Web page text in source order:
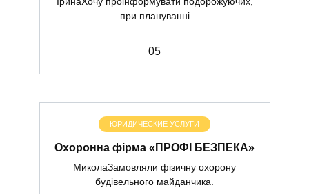
при плануванні
05
ЮРИДИЧЕСКИЕ УСЛУГИ
Охоронна фірма «ПРОФІ БЕЗПЕКА»
МиколаЗамовляли фізичну охорону
будівельного майданчика.